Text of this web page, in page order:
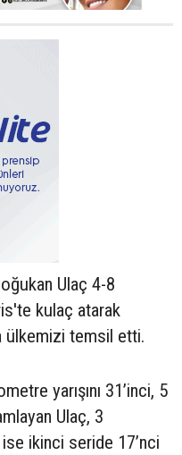
Ulaç 4-8
kulaç atarak
ülkemizi temsil etti.
yarışını 31’inci, 5
Ulaç, 3
ikinci seride 17’nci